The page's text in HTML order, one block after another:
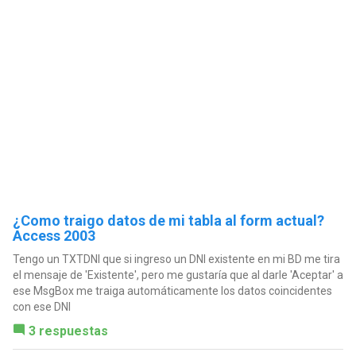
¿Como traigo datos de mi tabla al form actual?
Access 2003
Tengo un TXTDNI que si ingreso un DNI existente en mi BD me tira
el mensaje de 'Existente', pero me gustaría que al darle 'Aceptar' a
ese MsgBox me traiga automáticamente los datos coincidentes
con ese DNI
3 respuestas